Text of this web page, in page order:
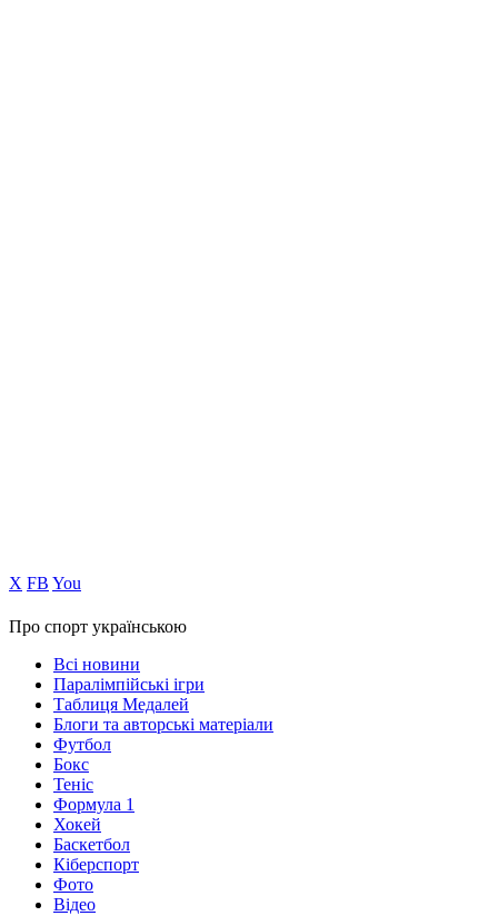
Х FB You
Про спорт українською
Всі новини
Паралімпійські ігри
Таблиця Медалей
Блоги та авторські матеріали
Футбол
Бокс
Теніс
Формула 1
Хокей
Баскетбол
Кіберспорт
Фото
Відео